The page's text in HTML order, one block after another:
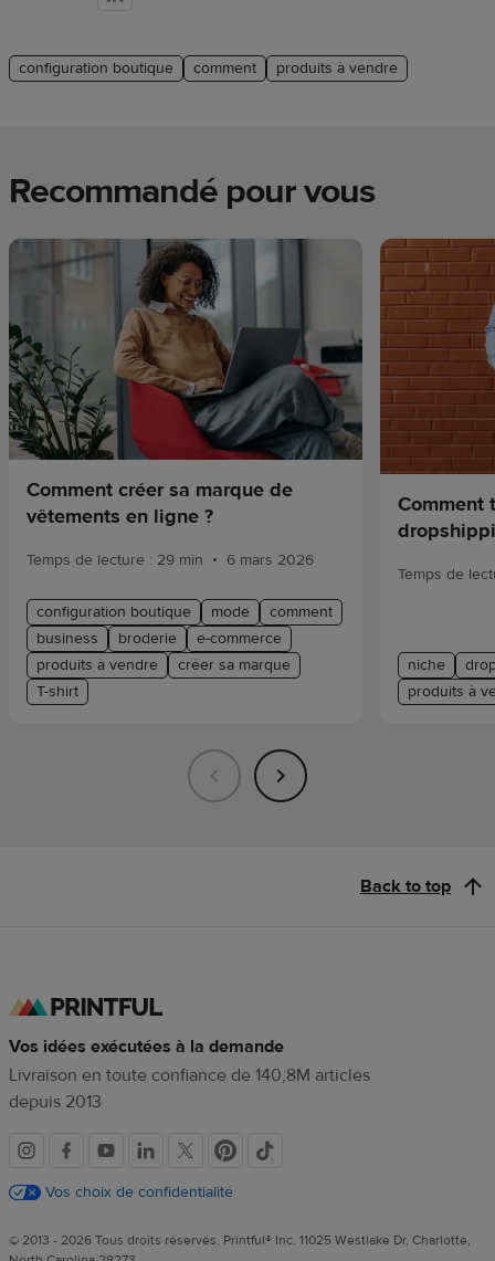
configuration boutique comment produits à vendre
Recommandé pour vous
Comment créer sa marque de
vêtements en ligne ?
Temps de lecture : 29 min • 6 mars 2026
configuration boutique mode
comment
business
broderie
e-commerce
produits à vendre
créer sa marque
T-shirt
Comment
Temps de
niche
produits à
Back to top
Vos idées exécutées à la demande
Livraison en toute confiance de 140,8M articles
depuis 2013
Liens
versVos choix de confidentialité
© 2013 - 2026 Tous droits réservés. Printful® Inc. 11025 Westlake Dr, Charlotte,